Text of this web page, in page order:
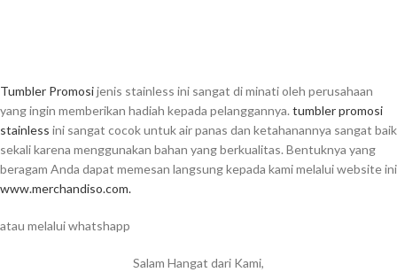
Tumbler Promosijenis stainless ini sangat di minati oleh perusahaan
yang ingin memberikan hadiah kepada pelanggannya. tumbler promosi
stainless ini sangat cocok untuk air panas dan ketahanannya sangat baik
sekali karena menggunakan bahan yang berkualitas. Bentuknya yang
beragam Anda dapat memesan langsung kepada kami melalui website ini
www.merchandiso.com.
atau melalui whatshapp
Salam Hangat dari Kami,